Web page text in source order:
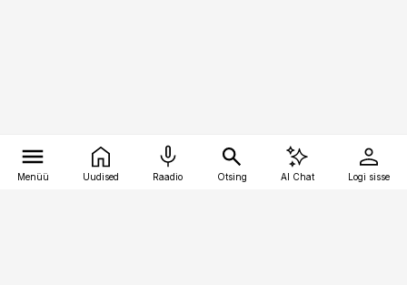
Menüü Uudised Raadio Otsing AI Chat Logi sisse